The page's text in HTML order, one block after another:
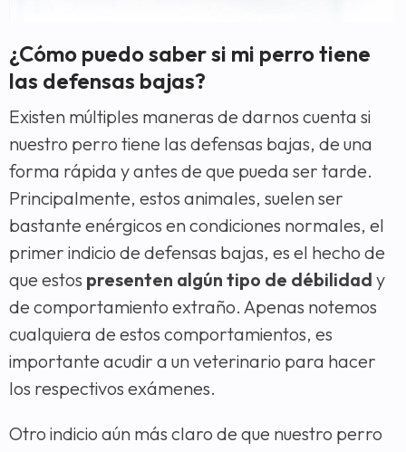
¿Cómo puedo saber si mi perro tiene
las defensas bajas?
Existen múltiples maneras de darnos cuenta si
nuestro perro tiene las defensas bajas, de una
forma rápida y antes de que pueda ser tarde.
Principalmente, estos animales, suelen ser
bastante enérgicos en condiciones normales, el
primer indicio de defensas bajas, es el hecho de
que estos presenten algún tipo de débilidad y
de comportamiento extraño. Apenas notemos
cualquiera de estos comportamientos, es
importante acudir a un veterinario para hacer
los respectivos exámenes.
Otro indicio aún más claro de que nuestro perro